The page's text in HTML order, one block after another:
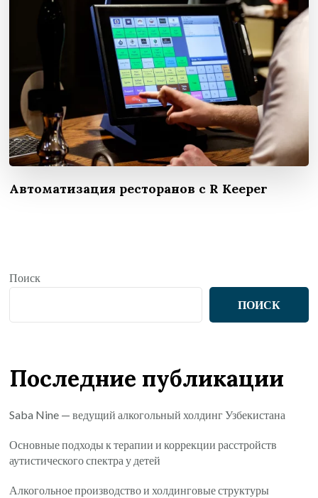
Автоматизация ресторанов с R Keeper
Поиск
ПОИСК
Последние публикации
Saba Nine — ведущий алкогольный холдинг Узбекистана
Основные подходы к терапии и коррекции расстройств
аутистического спектра у детей
Алкогольное производство и холдинговые структуры